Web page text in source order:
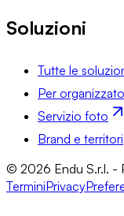
Soluzioni
Tutte le
Per
Servizio foto
Brand e territori
© 2026 Endu S.r.l. -
TerminiPrivacy